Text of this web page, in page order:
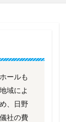
ールも
域によ
、日野
社の費